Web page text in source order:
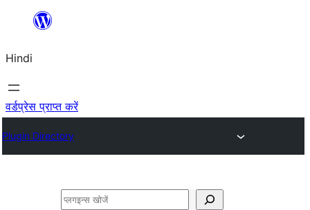
सामग्री
जाएं
Hindi
वर्डप्रेस प्राप्त करें
Plugin Directory
खोजें